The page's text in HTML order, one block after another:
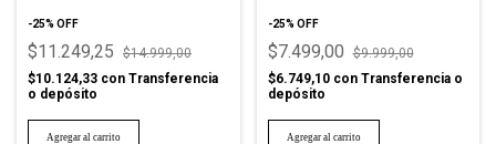
-25% OFF
$11.249,25
$14.999,00
$10.124,33 con Transferencia
o depósito
-25% OFF
$7.499,00
$9.999,00
$6.749,10 con Transferencia o
depósito